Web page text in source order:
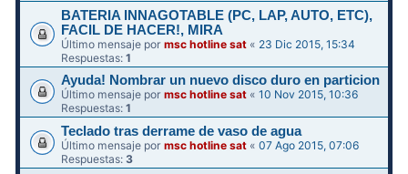
BATERIA INNAGOTABLE (PC, LAP, AUTO, ETC),
FACIL DE HACER!, MIRA
Último mensaje pormsc hotline sat « 23 Dic 2015, 15:34
Respuestas:1
Ayuda! Nombrar un nuevo disco duro en particion
Último mensaje pormsc hotline sat «10 Nov 2015, 10:36
Respuestas:1
Teclado tras derrame de vaso de agua
Último mensaje pormsc hotline sat «07 Ago 2015, 07:06
Respuestas:3